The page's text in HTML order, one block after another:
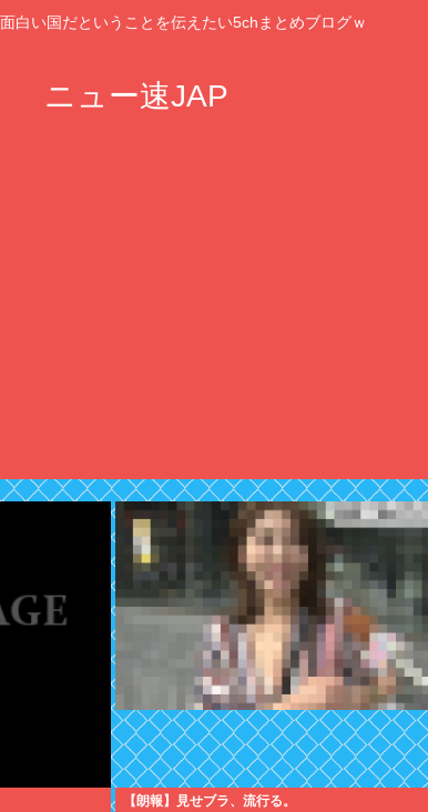
白い国だということを伝えたい5chまとめブログｗ
ニュー速JAP
【朗報】見せブラ、流行る。